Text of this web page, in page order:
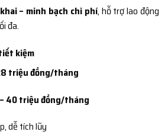
– minh bạch chi phí, hỗ trợ lao động
đa.
kiệm
triệu đồng/tháng
40 triệu đồng/tháng
dễ tích lũy